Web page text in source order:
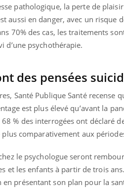
pathologique, la perte de
aussi en danger, avec un risque
70% des cas, les traitements
d’une psychothérapie.
des pensées
Santé Publique Santé recense
est plus élevé qu’avant la
% des interrogées ont déclaré
comparativement aux
le psychologue seront
et les enfants à partir de trois ans.
présentant son plan pour la